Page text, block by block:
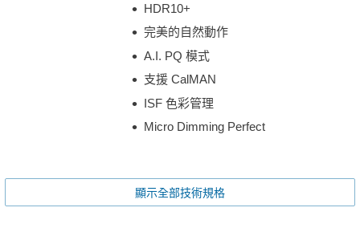
HDR10+
完美的自然動作
A.I. PQ 模式
支援 CalMAN
ISF 色彩管理
Micro Dimming Perfect
顯示全部技術規格